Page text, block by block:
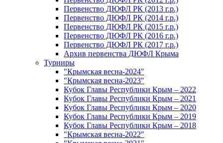
Первенство ДЮФЛ РК (2013 г.р.)
Первенство ДЮФЛ РК (2014 г.р.)
Первенство ДЮФЛ РК (2015 г.р.)
Первенство ДЮФЛ РК (2016 г.р.)
Первенство ДЮФЛ РК (2017 г.р.)
Архив первенства ДЮФЛ Крыма
Турниры
"Крымская весна-2024"
"Крымская весна-2023"
Кубок Главы Республики Крым – 2022
Кубок Главы Республики Крым – 2021
Кубок Главы Республики Крым – 2020
Кубок Главы Республики Крым – 2019
Кубок Главы Республики Крым – 2018
"Крымская весна-2022"